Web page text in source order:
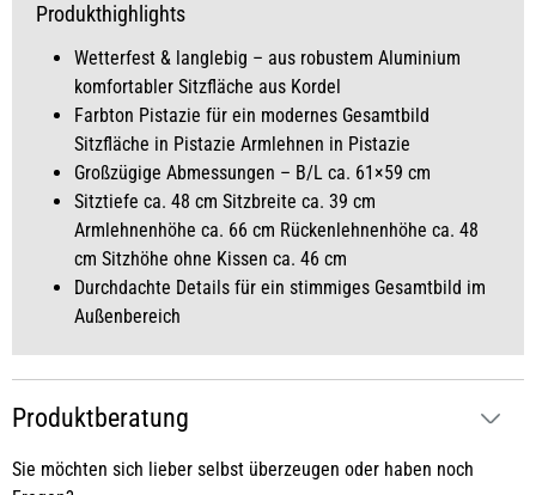
Produkthighlights
Wetterfest & langlebig – aus robustem Aluminium
komfortabler Sitzfläche aus Kordel
Farbton Pistazie für ein modernes Gesamtbild
Sitzfläche in Pistazie Armlehnen in Pistazie
Großzügige Abmessungen – B/L ca. 61×59 cm
Sitztiefe ca. 48 cm Sitzbreite ca. 39 cm
Armlehnenhöhe ca. 66 cm Rückenlehnenhöhe ca. 48
cm Sitzhöhe ohne Kissen ca. 46 cm
Durchdachte Details für ein stimmiges Gesamtbild im
Außenbereich
Produktberatung
Sie möchten sich lieber selbst überzeugen oder haben noch